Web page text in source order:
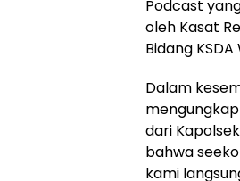
Podcast
oleh Kasat
Bidang
Dalam
dari
bahwa
kami